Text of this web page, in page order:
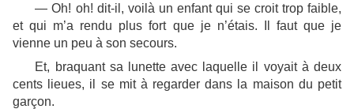
— Oh! oh! dit-il, voilà un enfant qui se croit trop faible,
et qui m’a rendu plus fort que je n’étais. Il faut que je
vienne un peu à son secours.
Et, braquant sa lunette avec laquelle il voyait à deux
cents lieues, il se mit à regarder dans la maison du petit
garçon.